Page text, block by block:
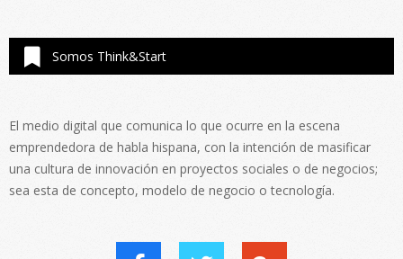
Somos Think&Start
El medio digital que comunica lo que ocurre en la escena
emprendedora de habla hispana, con la intención de masificar
una cultura de innovación en proyectos sociales o de negocios;
sea esta de concepto, modelo de negocio o tecnología.